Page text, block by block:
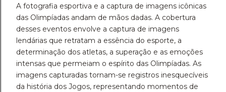
A fotografia esportiva e a captura de imagens icônicas
das Olimpíadas andam de mãos dadas. A cobertura
desses eventos envolve a captura de imagens
lendárias que retratam a essência do esporte, a
determinação dos atletas, a superação e as emoções
intensas que permeiam o espírito das Olimpíadas. As
imagens capturadas tornam-se registros inesquecíveis
da história dos Jogos, representando momentos de